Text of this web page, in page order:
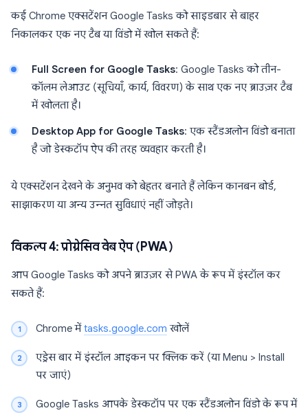
कई Chrome एक्सटेंशन Google Tasks को साइडबार से बाहर
निकालकर एक नए टैब या विंडो में खोल सकते हैं:
Full Screen for Google Tasks: Google Tasks को तीन-
कॉलम लेआउट (सूचियाँ, कार्य, विवरण) के साथ एक नए ब्राउज़र टैब
में खोलता है।
Desktop App for Google Tasks: एक स्टैंडअलोन विंडो बनाता
है जो डेस्कटॉप ऐप की तरह व्यवहार करती है।
ये एक्सटेंशन देखने के अनुभव को बेहतर बनाते हैं लेकिन कानबन बोर्ड,
साझाकरण या अन्य उन्नत सुविधाएं नहीं जोड़ते।
विकल्प 4: प्रोग्रेसिव वेब ऐप (PWA)
आप Google Tasks को अपने ब्राउज़र से PWA के रूप में इंस्टॉल कर
सकते हैं:
Chrome मेंtasks.google.com खोलें
एड्रेस बार में इंस्टॉल आइकन पर क्लिक करें (या Menu > Install
पर जाएं)
Google Tasks आपके डेस्कटॉप पर एक स्टैंडअलोन विंडो के रूप में